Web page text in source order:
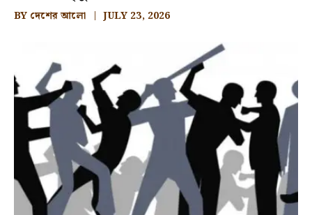
BY দেশের আলো JULY 23, 2026